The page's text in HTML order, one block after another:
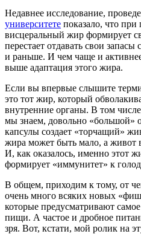
Недавнее исследование,
университете показало, что
висцеральный жир формирует
перестает отдавать свои
и раньше. И чем чаще и
выше адаптация этого жира.
Если вы впервые слышите
это тот жир, который
внутренние органы. В том
мы знаем, довольно «большой»
капсулы создает «торчащий»
жира может быть мало, а живот
И, как оказалось, именно этот
формирует «иммунитет» к
В общем, приходим к тому, от
очень много всяких новых
которые предусматривают
пищи. А частое и дробное
зря. Вот, кстати, мой ролик на